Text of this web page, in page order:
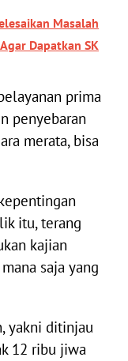
Masalah
Dapatkan SK
prima
penyebaran
merata, bisa
itu, terang
kajian
saja yang
yakni ditinjau
12 ribu jiwa